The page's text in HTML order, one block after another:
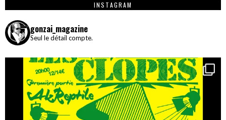
INSTAGRAM
gonzai_magazine
Seul le détail compte.